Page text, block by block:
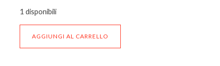
ESTERNO
INTERNO
1 disponibili
Portatessere
AGGIUNGI AL CARRELLO